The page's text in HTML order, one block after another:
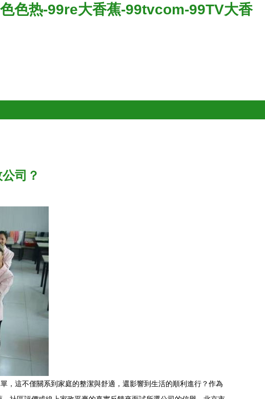
色热-99re大香蕉-99tvcom-99TV大香
司？
，這不僅關系到家庭的整潔與舒適，還影響到生活的順利進行？作為